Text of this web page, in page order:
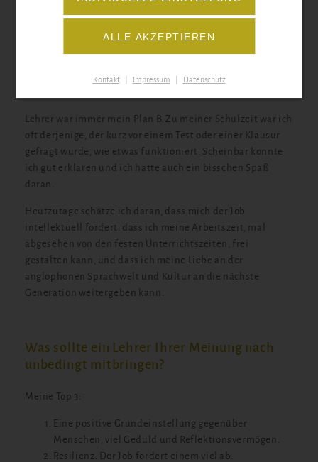
sehr gefällt.
mögen Sie an dem Beruf?
Lehrer war immer mein Plan B. Zu meiner Schulzeit war ich
oft derjenige, der kurz vor einem Test oder einer Klausur
gefragt wurde, wie etwas funktioniert. Scheinbar konnte
ich gut erklären und ich hatte auch ein bisschen Spaß
daran.
Heutzutage schätze ich daran, dass mich der Job
intellektuell fordert, dass ich meine Arbeitszeit, mal
abgesehen von den festen Unterrichtszeiten, frei
gestalten kann, und dass ich meine Liebe an der
anglophonen Sprachwelt und Kultur an die nächste
Generation weitergeben kann.
Was sollte ein Lehrer Ihrer Meinung nach
unbedingt mitbringen?
Meine Top 3:
Eine positive Grundeinstellung gegenüber
Menschen, viel Geduld und Reflektionsvermögen.
Resilienz: Der Job fordert einem viel ab.
ALLE AKZEPTIEREN
Kontakt Impressum Datenschutz